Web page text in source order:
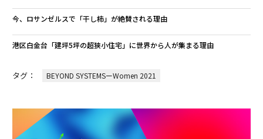
今、ロサンゼルスで「干し柿」が絶賛される理由
港区白金台「建坪5坪の超狭小住宅」に世界から人が集まる理由
タグ： BEYOND SYSTEMSーWomen 2021